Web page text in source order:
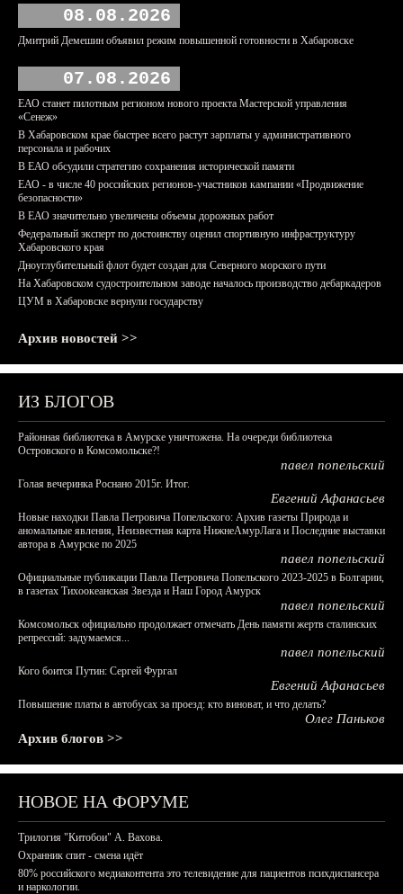
08.08.2026
Дмитрий Демешин объявил режим повышенной готовности в Хабаровске
07.08.2026
ЕАО станет пилотным регионом нового проекта Мастерской управления
«Сенеж»
В Хабаровском крае быстрее всего растут зарплаты у административного
персонала и рабочих
В ЕАО обсудили стратегию сохранения исторической памяти
ЕАО - в числе 40 российских регионов-участников кампании «Продвижение
безопасности»
В ЕАО значительно увеличены объемы дорожных работ
Федеральный эксперт по достоинству оценил спортивную инфраструктуру
Хабаровского края
Дноуглубительный флот будет создан для Северного морского пути
На Хабаровском судостроительном заводе началось производство дебаркадеров
ЦУМ в Хабаровске вернули государству
Архив новостей >>
ИЗ БЛОГОВ
Районная библиотека в Амурске уничтожена. На очереди библиотека
Островского в Комсомольске?!
павел попельский
Голая вечеринка Роснано 2015г. Итог.
Евгений Афанасьев
Новые находки Павла Петровича Попельского: Архив газеты Природа и
аномальные явления, Неизвестная карта НижнеАмурЛага и Последние выставки
автора в Амурске по 2025
павел попельский
Официальные публикации Павла Петровича Попельского 2023-2025 в Болгарии,
в газетах Тихоокеанская Звезда и Наш Город Амурск
павел попельский
Комсомольск официально продолжает отмечать День памяти жертв сталинских
репрессий: задумаемся...
павел попельский
Кого боится Путин: Сергей Фургал
Евгений Афанасьев
Повышение платы в автобусах за проезд: кто виноват, и что делать?
Олег Паньков
Архив блогов >>
НОВОЕ НА ФОРУМЕ
Трилогия "Китобои" А. Вахова.
Охранник спит - смена идёт
80% российского медиаконтента это телевидение для пациентов психдиспансера
и наркологии.